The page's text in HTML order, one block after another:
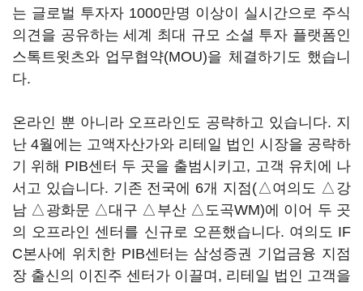
는 글로벌 투자자 1000만명 이상이 실시간으로 주식
의견을 공유하는 세계 최대 규모 소셜 투자 플랫폼인
스톡트윗츠와 업무협약(MOU)을 체결하기도 했습니
다.
온라인 뿐 아니라 오프라인도 공략하고 있습니다. 지
난 4월에는 고액자산가와 리테일 법인 시장을 공략하
기 위해 PIB센터 두 곳을 출범시키고, 고객 유치에 나
서고 있습니다. 기존 전국에 6개 지점(△여의도 △강
남 △광화문 △대구 △부산 △도곡WM)에 이어 두 곳
의 오프라인 센터를 신규로 오픈했습니다. 여의도 IF
C본사에 위치한 PIB센터는 삼성증권 기업금융 지점
장 출신의 이진주 센터가 이끌며, 리테일 법인 고객을